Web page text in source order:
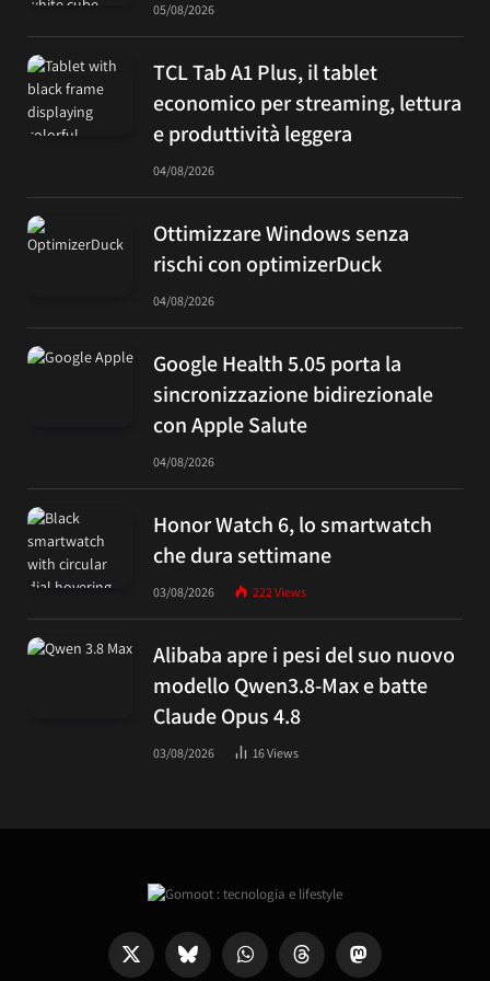
05/08/2026
TCL Tab A1 Plus, il tablet
economico per streaming, lettura
e produttività leggera
04/08/2026
Ottimizzare Windows senza
rischi con optimizerDuck
04/08/2026
Google Health 5.05 porta la
sincronizzazione bidirezionale
con Apple Salute
04/08/2026
Honor Watch 6, lo smartwatch
che dura settimane
03/08/2026 222 Views
Alibaba apre i pesi del suo nuovo
modello Qwen3.8-Max e batte
Claude Opus 4.8
03/08/2026 16Views
X
Bluesky WhatsAppThreads Mastodon